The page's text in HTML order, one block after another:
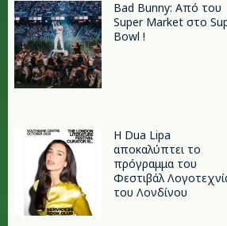
Bad Bunny: Από του
Super Market στο
Bowl !
Η Dua Lipa
αποκαλύπτει το
πρόγραμμα του
Φεστιβάλ
του Λονδίνου